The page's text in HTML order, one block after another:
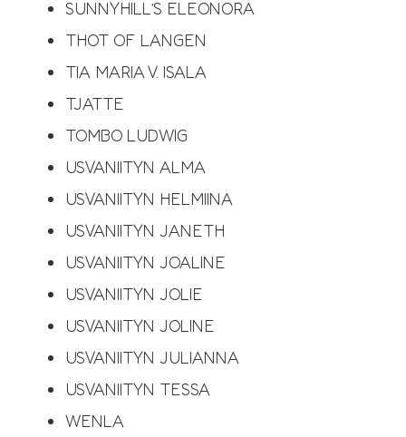
SUNNYHILL’S ELEONORA
THOT OF LANGEN
TIA MARIA V. ISALA
TJATTE
TOMBO LUDWIG
USVANIITYN ALMA
USVANIITYN HELMIINA
USVANIITYN JANETH
USVANIITYN JOALINE
USVANIITYN JOLIE
USVANIITYN JOLINE
USVANIITYN JULIANNA
USVANIITYN TESSA
WENLA